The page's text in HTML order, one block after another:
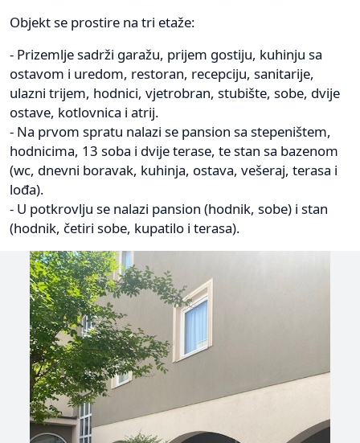
Objekt se prostire na tri etaže:
- Prizemlje sadrži garažu, prijem gostiju, kuhinju sa
ostavom i uredom, restoran, recepciju, sanitarije,
ulazni trijem, hodnici, vjetrobran, stubište, sobe, dvije
ostave, kotlovnica i atrij.
- Na prvom spratu nalazi se pansion sa stepeništem,
hodnicima, 13 soba i dvije terase, te stan sa bazenom
(wc, dnevni boravak, kuhinja, ostava, vešeraj, terasa i
lođa).
- U potkrovlju se nalazi pansion (hodnik, sobe) i stan
(hodnik, četiri sobe, kupatilo i terasa).